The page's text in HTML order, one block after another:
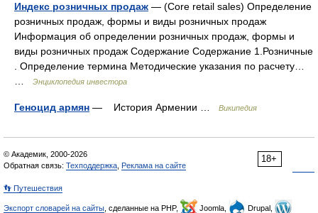
Индекс розничных продаж — (Core retail sales) Определение
розничных продаж, формы и виды розничных продаж
Информация об определении розничных продаж, формы и
виды розничных продаж Содержание Содержание 1.Розничные
. Определение термина Методические указания по расчету…
Энциклопедия инвестора
Геноцид армян — История Армении … Википедия
18+
© Академик, 2000-2026
Обратная связь: Техподдержка Реклама на сайте
👣 Путешествия
Экспорт словарей на сайты , сделанные на PHP, Joomla,
Drupal,